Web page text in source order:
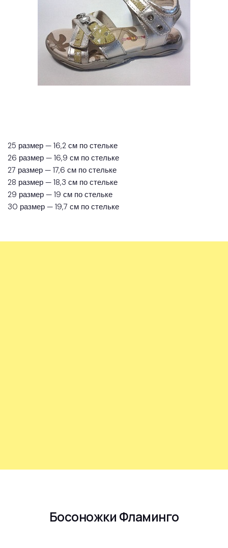
25 размер — 16,2 см по стельке
26 размер — 16,9 см по стельке
27 размер — 17,6 см по стельке
28 размер — 18,3 см по стельке
29 размер — 19 см по стельке
30 размер — 19,7 см по стельке
Босоножки Фламинго